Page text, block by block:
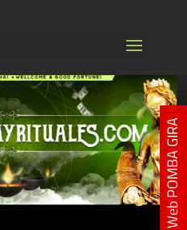
Web POMBA GIRA